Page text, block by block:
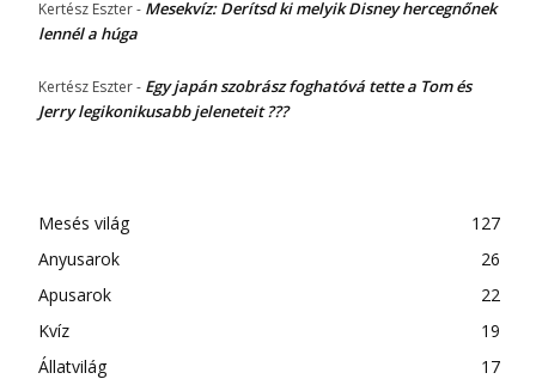
Kertész Eszter- Mesekvíz: Derítsd ki melyik Disney hercegnőnek
lennél a húga
Kertész Eszter- Egy japán szobrász foghatóvá tette a Tom és
Jerry legikonikusabb jeleneteit ???
Mesés világ
127
Anyusarok
26
Apusarok
22
Kvíz
19
Állatvilág
17